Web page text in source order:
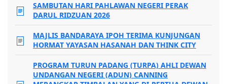
SAMBUTAN HARI PAHLAWAN NEGERI PERAK
DARUL RIDZUAN 2026
MAJLIS BANDARAYA IPOH TERIMA KUNJUNGAN
HORMAT YAYASAN HASANAH DAN THINK CITY
PROGRAM TURUN PADANG (TURPA) AHLI DEWAN
UNDANGAN NEGERI (ADUN) CANNING